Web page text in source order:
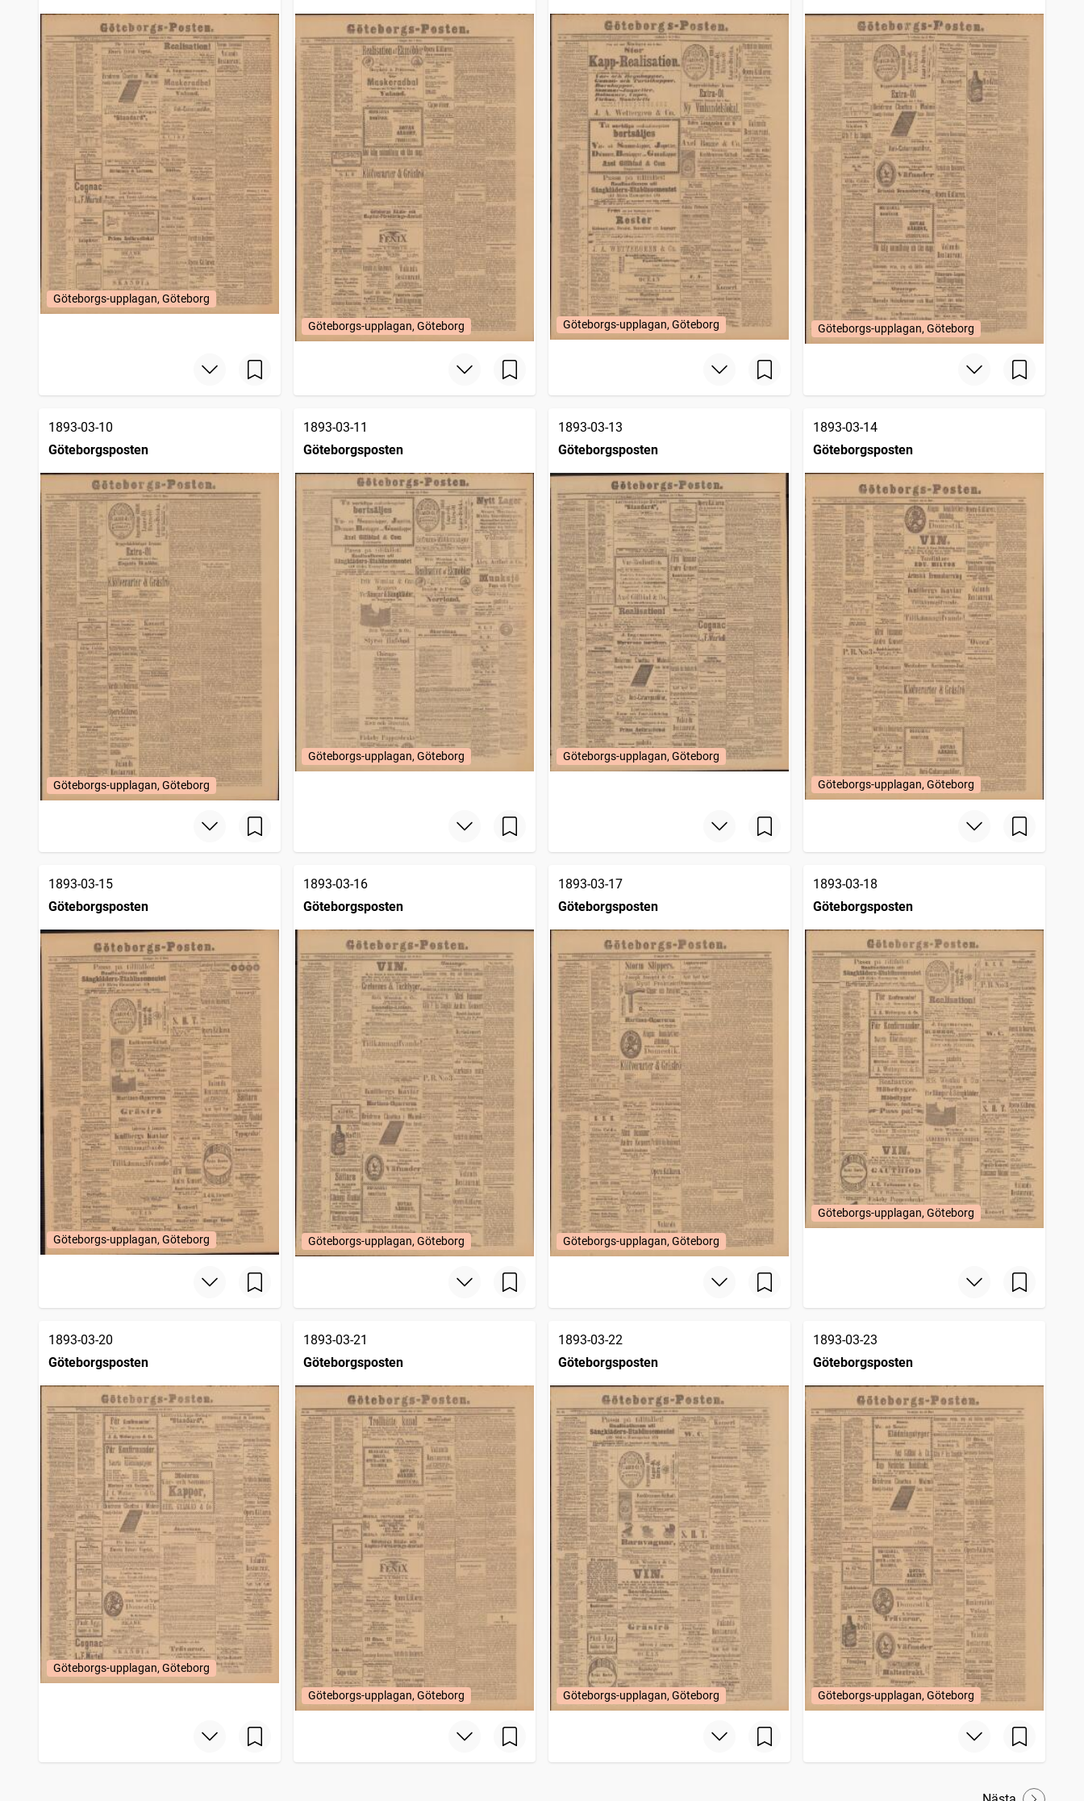
Göteborgs-upplagan, Göteborg
Göteborgs-upplagan, Göteborg Göteborgs-upplagan, Göteborg Göteborgs-upplagan, Göteborg
1893-03-10
Göteborgsposten
Göteborgs-upplagan, Göteborg
1893-03-11
Göteborgsposten
Göteborgs-upplagan, Göteborg
1893-03-13
Göteborgsposten
Göteborgs-upplagan, Göteborg
1893-03-14
Göteborgsposten
Göteborgs-upplagan, Göteborg
1893-03-15
Göteborgsposten
Göteborgs-upplagan, Göteborg
1893-03-16
Göteborgsposten
Göteborgs-upplagan, Göteborg
1893-03-17
Göteborgsposten
Göteborgs-upplagan, Göteborg
1893-03-18
Göteborgsposten
Göteborgs-upplagan, Göteborg
1893-03-20
Göteborgsposten
Göteborgs-upplagan, Göteborg
1893-03-21
Göteborgsposten
Göteborgs-upplagan, Göteborg
1893-03-22
Göteborgsposten
Göteborgs-upplagan, Göteborg
1893-03-23
Göteborgsposten
Göteborgs-upplagan, Göteborg